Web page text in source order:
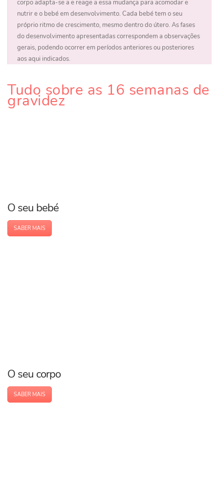
corpo adapta-se a e reage a essa mudança para acomodar e
nutrir e o bebé em desenvolvimento. Cada bebé tem o seu
próprio ritmo de crescimento, mesmo dentro do útero. As fases
do desenvolvimento apresentadas correspondem a observações
gerais, podendo ocorrer em períodos anteriores ou posteriores
aos aqui indicados.
Tudo sobre as 16 semanas de
gravidez
O seu bebé
SABER MAIS
O seu corpo
SABER MAIS